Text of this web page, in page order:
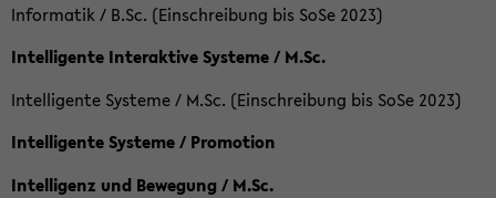
Informatik / B.Sc. (Einschreibung bis SoSe 2023)
Intelligente Interaktive Systeme / M.Sc.
Intelligente Systeme / M.Sc. (Einschreibung bis SoSe 2023)
Intelligente Systeme / Promotion
Intelligenz und Bewegung / M.Sc.